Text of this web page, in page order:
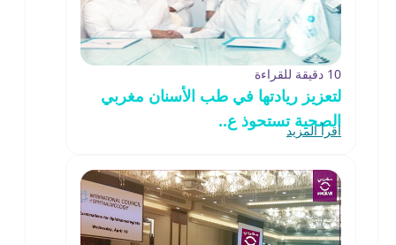
10 دقيقة للقراءة
لتعزيز ريادتها في طب الأسنان مغربي
الصحية تستحوذ ع..
اقرأ المزيد